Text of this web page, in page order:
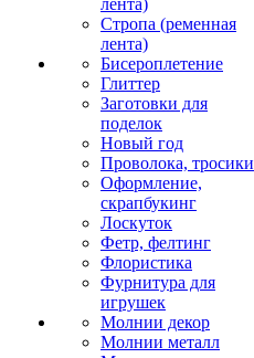
лента)
Стропа (ременная
лента)
Бисероплетение
Глиттер
Заготовки для
поделок
Новый год
Проволока, тросики
Оформление,
скрапбукинг
Лоскуток
Фетр, фелтинг
Флористика
Фурнитура для
игрушек
Молнии декор
Молнии металл